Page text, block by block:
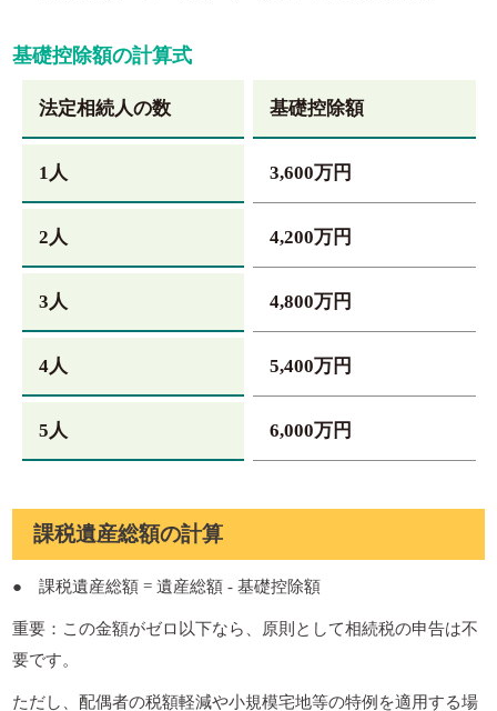
基礎控除額の計算式
法定相続人の数 基礎控除額
1人 3,600万円
2人 4,200万円
3人 4,800万円
4人 5,400万円
5人 6,000万円
課税遺産総額の計算
● 課税遺産総額 = 遺産総額 - 基礎控除額
重要：この金額がゼロ以下なら、原則として相続税の申告は不
要です。
ただし、配偶者の税額軽減や小規模宅地等の特例を適用する場